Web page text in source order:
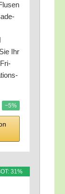
Ihr
Fri­
−5%
31%